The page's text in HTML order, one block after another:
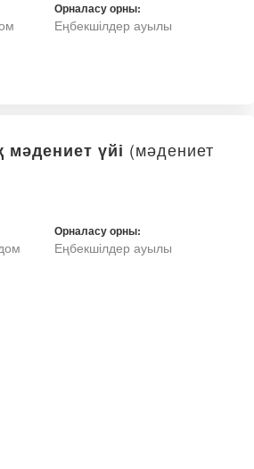
Орналасу орны:
Еңбекшілдер ауылы
үйі (мәдениет
Орналасу орны:
Еңбекшілдер ауылы